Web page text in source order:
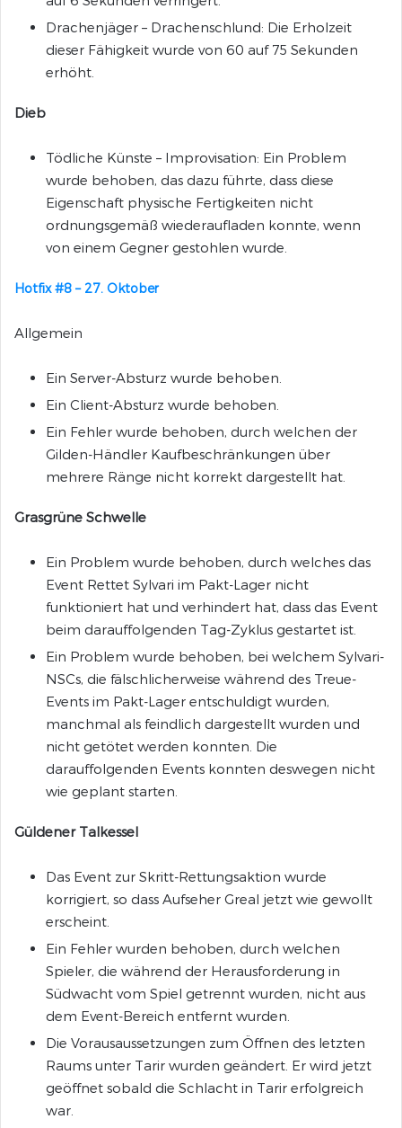
Drachenjäger – Drachenschlund: Die Erholzeit
dieser Fähigkeit wurde von 60 auf 75 Sekunden
erhöht.
Dieb
Tödliche Künste – Improvisation: Ein Problem
wurde behoben, das dazu führte, dass diese
Eigenschaft physische Fertigkeiten nicht
ordnungsgemäß wiederaufladen konnte, wenn
von einem Gegner gestohlen wurde.
Hotfix #8 – 27. Oktober
Allgemein
Ein Server-Absturz wurde behoben.
Ein Client-Absturz wurde behoben.
Ein Fehler wurde behoben, durch welchen der
Gilden-Händler Kaufbeschränkungen über
mehrere Ränge nicht korrekt dargestellt hat.
Grasgrüne Schwelle
Ein Problem wurde behoben, durch welches das
Event Rettet Sylvari im Pakt-Lager nicht
funktioniert hat und verhindert hat, dass das Event
beim darauffolgenden Tag-Zyklus gestartet ist.
Ein Problem wurde behoben, bei welchem Sylvari-
NSCs, die fälschlicherweise während des Treue-
Events im Pakt-Lager entschuldigt wurden,
manchmal als feindlich dargestellt wurden und
nicht getötet werden konnten. Die
darauffolgenden Events konnten deswegen nicht
wie geplant starten.
Güldener Talkessel
Das Event zur Skritt-Rettungsaktion wurde
korrigiert, so dass Aufseher Greal jetzt wie gewollt
erscheint.
Ein Fehler wurden behoben, durch welchen
Spieler, die während der Herausforderung in
Südwacht vom Spiel getrennt wurden, nicht aus
dem Event-Bereich entfernt wurden.
Die Vorausaussetzungen zum Öffnen des letzten
Raums unter Tarir wurden geändert. Er wird jetzt
geöffnet sobald die Schlacht in Tarir erfolgreich
war.